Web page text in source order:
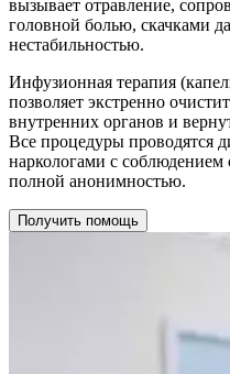
вызывает отравление,
головной болью, скачками
нестабильностью.
Инфузионная терапия
позволяет экстренно
внутренних органов и
Все процедуры проводятся
наркологами с
полной анонимностью.
Получить помощь